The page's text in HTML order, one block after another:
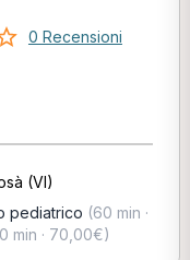
0 Recensioni
(VI)
pediatrico (60 min ·
min · 70,00€)